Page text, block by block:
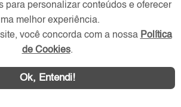
valorização em todo o seu
e aos bairros mais nobres, a
para personalizar conteúdos e oferecer
melhor experiência.
você concorda com a nossa Política
de Cookies.
Ok, Entendi!